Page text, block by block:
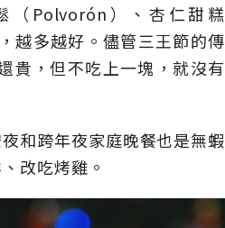
（Polvorón）、杏仁甜糕
越多越好。儘管三王節的傳
貴，但不吃上一塊，就沒有
和跨年夜家庭晚餐也是無蝦
改吃烤雞。